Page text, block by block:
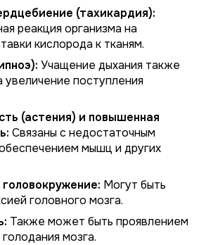
(тахикардия):
реакция организма на
кислорода к тканям.
Учащение дыхания также
увеличение поступления
(астения) и повышенная
Связаны с недостаточным
мышц и других
Могут быть
головного мозга.
Также может быть проявлением
мозга.